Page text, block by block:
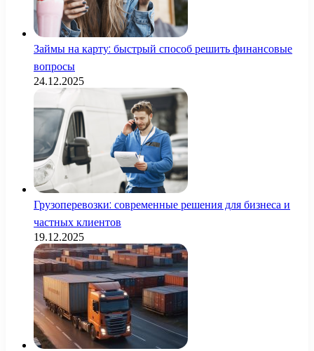
Займы на карту: быстрый способ решить финансовые
вопросы
24.12.2025
Грузоперевозки: современные решения для бизнеса и
частных клиентов
19.12.2025